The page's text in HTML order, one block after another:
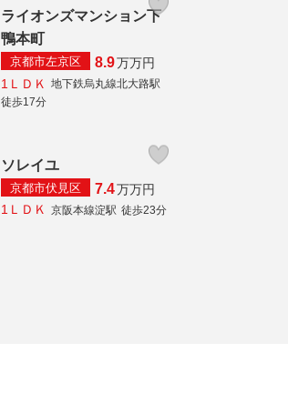
ライオンズマンション下
鴨本町
京都市左京区 8.9万万円
1ＬＤＫ
地下鉄烏丸線北大路駅
徒歩17分
ソレイユ
京都市伏見区 7.4万万円
1ＬＤＫ 京阪本線淀駅 徒歩23分